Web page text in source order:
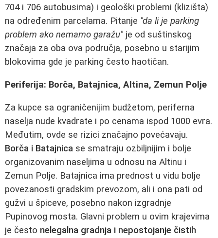
704 i 706 autobusima) i geološki problemi (klizišta)
na određenim parcelama. Pitanje "da li je parking
problem ako nemamo garažu" je od suštinskog
značaja za oba ova područja, posebno u starijim
blokovima gde je parking često haotičan.
Periferija: Borča, Batajnica, Altina, Zemun Polje
Za kupce sa ograničenijim budžetom, periferna
naselja nude kvadrate i po cenama ispod 1000 evra.
Međutim, ovde se rizici značajno povećavaju.
Borča i Batajnica se smatraju ozbiljnijim i bolje
organizovanim naseljima u odnosu na Altinu i
Zemun Polje. Batajnica ima prednost u vidu bolje
povezanosti gradskim prevozom, ali i ona pati od
gužvi u špiceve, posebno nakon izgradnje
Pupinovog mosta. Glavni problem u ovim krajevima
je često nelegalna gradnja i nepostojanje čistih